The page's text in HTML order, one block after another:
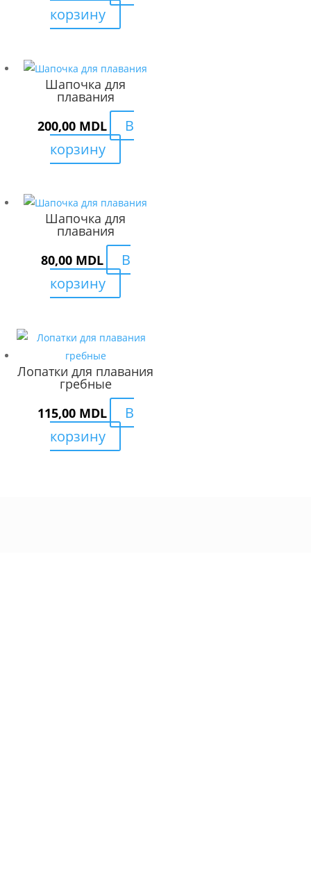
корзину
Шапочка для
плавания
200,00 MDL
В
корзину
Шапочка для
плавания
80,00 MDL
В
корзину
Лопатки для плавания
гребные
115,00 MDL
В
корзину